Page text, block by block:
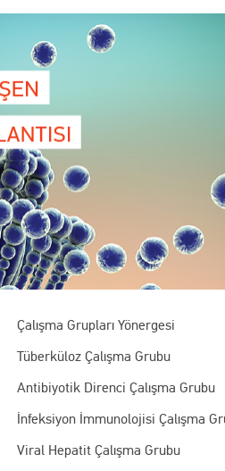
Çalışma Grupları Yönergesi
Tüberküloz Çalışma Grubu
Antibiyotik Direnci Çalışma Grubu
İnfeksiyon İmmunolojisi Çalışma
Viral Hepatit Çalışma Grubu